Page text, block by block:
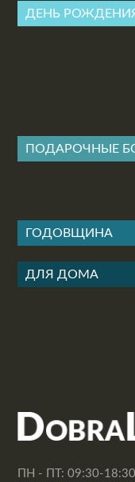
ДЕНЬ
ПОДАРОЧНЫЕ
ГОДОВЩИНА
ДЛЯ ДОМА
ПН - ПТ: 09:30-18:30